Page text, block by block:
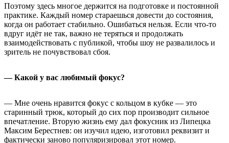
Поэтому здесь многое держится на подготовке и постоянной
практике. Каждый номер стараешься довести до состояния,
когда он работает стабильно. Ошибаться нельзя. Если что-то
вдруг идёт не так, важно не теряться и продолжать
взаимодействовать с публикой, чтобы шоу не развалилось и
зритель не почувствовал сбоя.
— Какой у вас любимый фокус?
— Мне очень нравится фокус с кольцом в кубке — это
старинный трюк, который до сих пор производит сильное
впечатление. Вторую жизнь ему дал фокусник из Липецка
Максим Берестнев: он изучил идею, изготовил реквизит и
фактически заново популяризировал этот номер.